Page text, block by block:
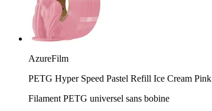
AzureFilm
PETG Hyper Speed Pastel Refill Ice Cream Pink
Filament PETG universel sans bobine